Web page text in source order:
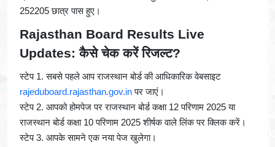
252205 छात्र पास हुए।
Rajasthan Board Results Live
Updates: कैसे चेक करें रिजल्ट?
स्टेप 1. सबसे पहले आप राजस्थान बोर्ड की आधिकारिक वेबसाइट
rajeduboard.rajasthan.gov.inपर जाएं।
स्टेप 2. आपको होमपेज पर राजस्थान बोर्ड कक्षा 12 परिणाम 2025 या
राजस्थान बोर्ड कक्षा 10 परिणाम 2025 शीर्षक वाले लिंक पर क्लिक करें।
स्टेप 3. आपके सामने एक नया पेज खुलेगा।